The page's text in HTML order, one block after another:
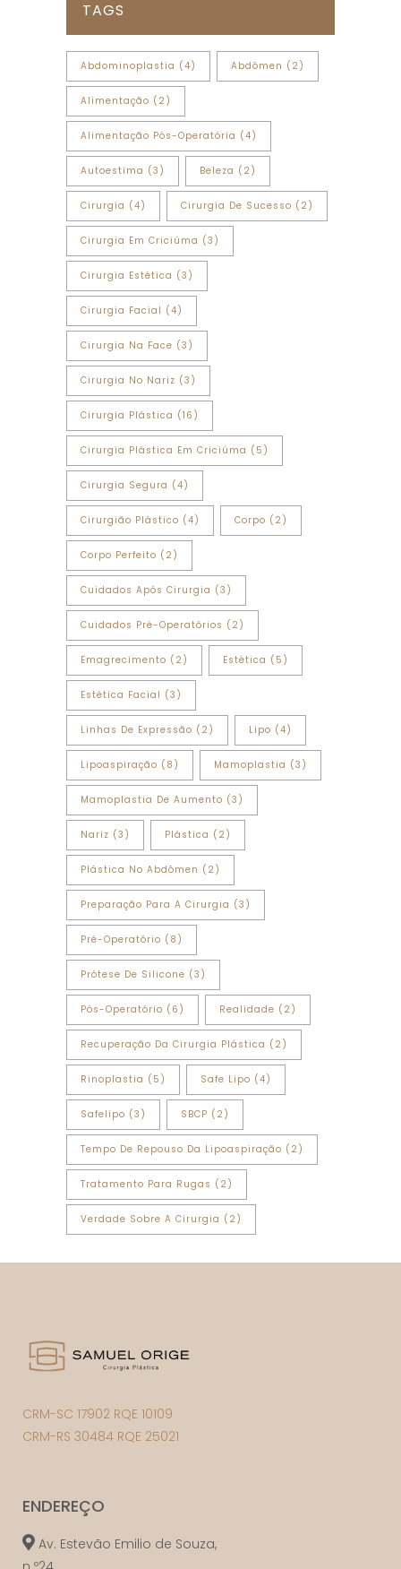
TAGS
Abdominoplastia (4) Abdômen (2)
Alimentação (2)
Alimentação Pós-Operatória (4)
Autoestima (3) Beleza (2)
Cirurgia (4) Cirurgia De Sucesso (2)
Cirurgia Em Criciúma (3)
Cirurgia Estética (3)
Cirurgia Facial (4)
Cirurgia Na Face (3)
Cirurgia No Nariz (3)
Cirurgia Plástica (16)
Cirurgia Plástica Em Criciúma (5)
Cirurgia Segura (4)
Cirurgião Plástico (4) Corpo (2)
Corpo Perfeito (2)
Cuidados Após Cirurgia (3)
Cuidados Pré-Operatórios (2)
Emagrecimento (2) Estética (5)
Estética Facial (3)
Linhas De Expressão (2) Lipo (4)
Lipoaspiração (8) Mamoplastia (3)
Mamoplastia De Aumento (3)
Nariz (3) Plástica (2)
Plástica No Abdômen (2)
Preparação Para A Cirurgia (3)
Pré-Operatório (8)
Prótese De Silicone (3)
Pós-Operatório (6) Realidade (2)
Recuperação Da Cirurgia Plástica (2)
Rinoplastia (5) Safe Lipo (4)
Safelipo (3) SBCP (2)
Tempo De Repouso Da Lipoaspiração (2)
Tratamento Para Rugas (2)
Verdade Sobre A Cirurgia (2)
CRM-SC 17902 RQE 10109
CRM-RS 30484 RQE 25021
ENDEREÇO
Av. Estevão Emilio de Souza,